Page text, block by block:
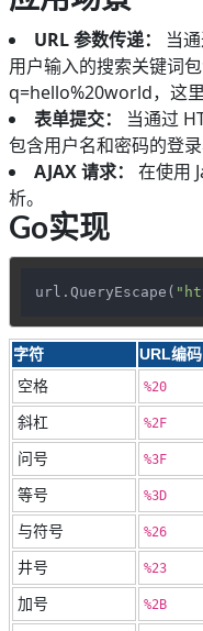
URL 参数传递：
当
用户输入的搜索关键词
q=hello%20world，这
表单提交：
当通过
包含用户名和密码的登
AJAX 请求：
在使用
析。
Go实现
url.QueryEscape(
字符 URL编码
空格
%20
斜杠 %2F
问号 %3F
等号 %3D
与符号 %26
井号 %23
加号 %2B